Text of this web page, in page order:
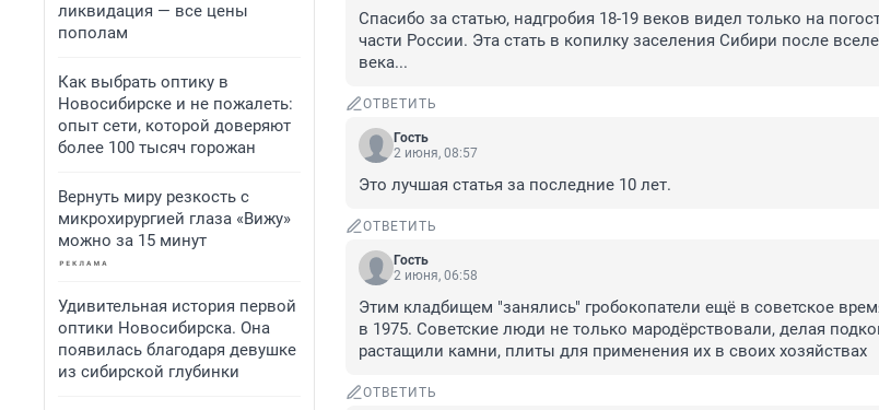
ликвидация — все цены
пополам
Как выбрать оптику в
Новосибирске и не пожалеть:
опыт сети, которой доверяют
более 100 тысяч горожан
Вернуть миру резкость с
микрохирургией глаза «Вижу»
можно за 15 минут
Удивительная история первой
оптики Новосибирска. Она
появилась благодаря девушке
из сибирской глубинки
Спасибо за статью, надгробия 18-19 веков видел только на
части России. Эта стать в копилку заселения Сибири после
века...
ОТВЕТИТЬ
Гость
2 июня, 08:57
Это лучшая статья за последние 10 лет.
ОТВЕТИТЬ
Гость
2 июня, 06:58
Этим кладбищем "занялись" гробокопатели ещё в советское
в 1975. Советские люди не только мародёрствовали, делая
растащили камни, плиты для применения их в своих хозяйствах
ОТВЕТИТЬ